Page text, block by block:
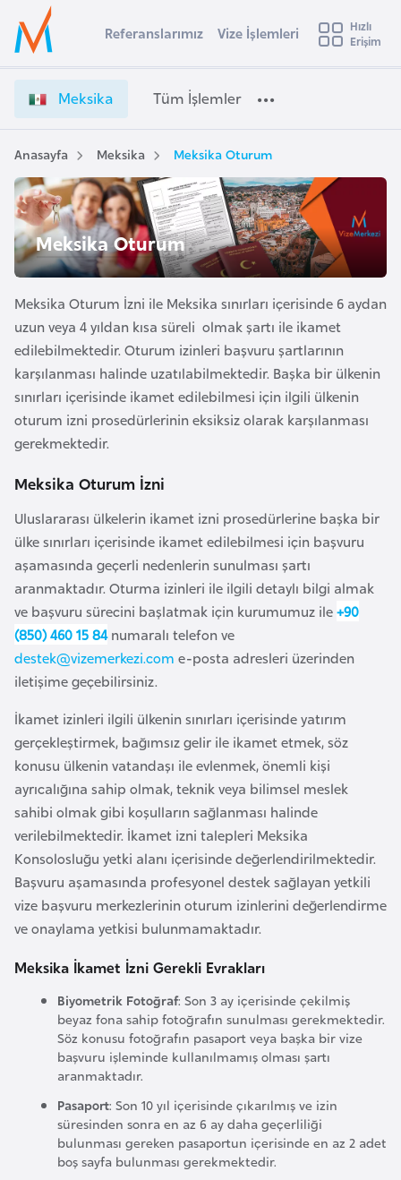
Ülke Seçimi
Başvuru yapmak istediğiniz ülkeyi seçin
Üye
Girişi
e
s
i
k
a
V
i
z
e
İ
ş
l
e
m
l
e
r
i
e
i
m
Referanslarımız Vize İşlemleri
Hızlı
Erişim
Meksika Tüm İşlemler
Anasayfa Meksika Meksika Oturum
Meksika Oturum
Meksika Oturum İzni ile Meksika sınırları içerisinde 6 aydan
uzun veya 4 yıldan kısa süreli olmak şartı ile ikamet
edilebilmektedir. Oturum izinleri başvuru şartlarının
karşılanması halinde uzatılabilmektedir. Başka bir ülkenin
sınırları içerisinde ikamet edilebilmesi için ilgili ülkenin
oturum izni prosedürlerinin eksiksiz olarak karşılanması
gerekmektedir.
Meksika Oturum İzni
Uluslararası ülkelerin ikamet izni prosedürlerine başka bir
ülke sınırları içerisinde ikamet edilebilmesi için başvuru
aşamasında geçerli nedenlerin sunulması şartı
aranmaktadır. Oturma izinleri ile ilgili detaylı bilgi almak
ve başvuru sürecini başlatmak için kurumumuz ile+90
(850) 460 15 84numaralı telefon ve
destek@vizemerkezi.com e-posta adresleri üzerinden
iletişime geçebilirsiniz.
İkamet izinleri ilgili ülkenin sınırları içerisinde yatırım
gerçekleştirmek, bağımsız gelir ile ikamet etmek, söz
konusu ülkenin vatandaşı ile evlenmek, önemli kişi
ayrıcalığına sahip olmak, teknik veya bilimsel meslek
sahibi olmak gibi koşulların sağlanması halinde
verilebilmektedir. İkamet izni talepleri Meksika
Konsolosluğu yetki alanı içerisinde değerlendirilmektedir.
Başvuru aşamasında profesyonel destek sağlayan yetkili
vize başvuru merkezlerinin oturum izinlerini değerlendirme
ve onaylama yetkisi bulunmamaktadır.
Meksika İkamet İzni Gerekli Evrakları
Biyometrik Fotoğraf: Son 3 ay içerisinde çekilmiş
beyaz fona sahip fotoğrafın sunulması gerekmektedir.
Söz konusu fotoğrafın pasaport veya başka bir vize
başvuru işleminde kullanılmamış olması şartı
aranmaktadır.
Pasaport: Son 10 yıl içerisinde çıkarılmış ve izin
süresinden sonra en az 6 ay daha geçerliliği
bulunması gereken pasaportun içerisinde en az 2 adet
boş sayfa bulunması gerekmektedir.
s
t
r
a
A
v
u
t
u
r
y
a
z
r
b
a
y
c
a
n
B
a
h
r
e
y
n
B
a
n